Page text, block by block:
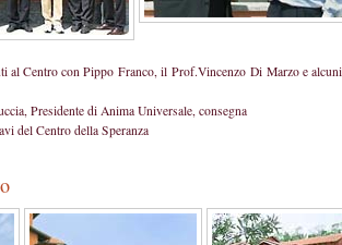
al Centro con Pippo Franco, il Prof.Vincenzo Di Marzo e alcuni
Presidente di Anima Universale, consegna
del Centro della Speranza